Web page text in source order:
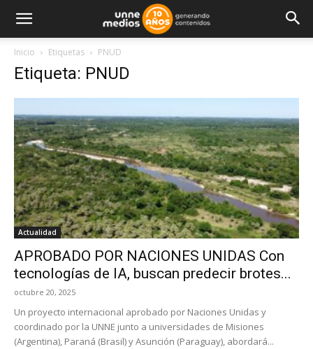
Inicio Etiquetas PNUD
Etiqueta: PNUD
Actualidad
APROBADO POR NACIONES UNIDAS Con
tecnologías de IA, buscan predecir brotes...
octubre 20, 2025
Un proyecto internacional aprobado por Naciones Unidas y
coordinado por la UNNE junto a universidades de Misiones
(Argentina), Paraná (Brasil) y Asunción (Paraguay), abordará...